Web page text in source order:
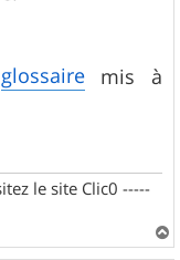
glossairemis à
le site Clic0 -----
a